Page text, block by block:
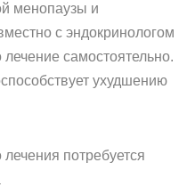
менопаузы и
с эндокринологом
самостоятельно.
ухудшению
потребуется